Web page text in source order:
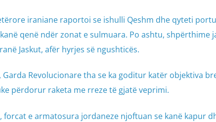
iraniane raportoi se ishulli Qeshm dhe qyteti
qenë ndër zonat e sulmuara. Po ashtu, shpërthime
Jaskut, afër hyrjes së ngushticës.
Garda Revolucionare tha se ka goditur katër objektiva
përdorur raketa me rreze të gjatë veprimi.
forcat e armatosura jordaneze njoftuan se kanë kapur